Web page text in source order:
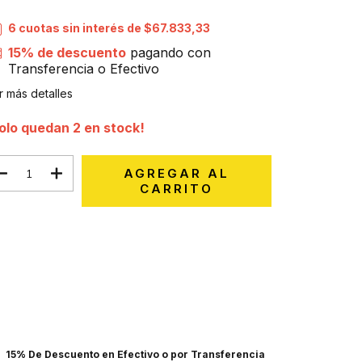
6 cuotas sin interés de$67.833,33
15% de descuento pagando con
Transferencia o Efectivo
más detalles
quedan 2 en stock!
15% De Descuento en Efectivo o por Transferencia